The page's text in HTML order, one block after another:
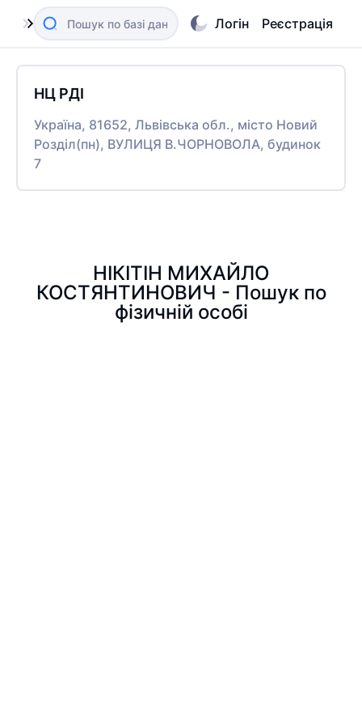
Логін Реєстрація
НЦ РДІ
Україна, 81652, Львівська обл., місто Новий
Розділ(пн), ВУЛИЦЯ В.ЧОРНОВОЛА, будинок
7
НІКІТІН МИХАЙЛО
КОСТЯНТИНОВИЧ - Пошук по
фізичній особі